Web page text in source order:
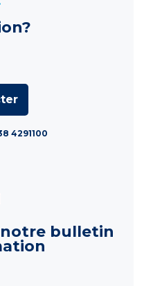
4291100
bulletin